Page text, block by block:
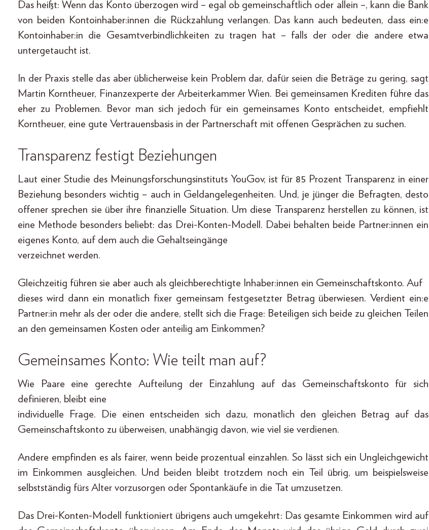
Das heißt: Wenn das Konto überzogen wird – egal ob gemeinschaftlich oder allein –, kann die Bank
von beiden Kontoinhaber:innen die Rückzahlung verlangen. Das kann auch bedeuten, dass ein:e
Kontoinhaber:in die Gesamtverbindlichkeiten zu tragen hat – falls der oder die andere etwa
untergetaucht ist.
In der Praxis stelle das aber üblicherweise kein Problem dar, dafür seien die Beträge zu gering, sagt
Martin Korntheuer, Finanzexperte der Arbeiterkammer Wien. Bei gemeinsamen Krediten führe das
eher zu Problemen. Bevor man sich jedoch für ein gemeinsames Konto entscheidet, empfiehlt
Korntheuer, eine gute Vertrauensbasis in der Partnerschaft mit offenen Gesprächen zu suchen.
Transparenz festigt Beziehungen
Laut einer Studie des Meinungsforschungsinstituts YouGov, ist für 85 Prozent Transparenz in einer
Beziehung besonders wichtig – auch in Geldangelegenheiten. Und, je jünger die Befragten, desto
offener sprechen sie über ihre finanzielle Situation. Um diese Transparenz herstellen zu können, ist
eine Methode besonders beliebt: das Drei-Konten-Modell. Dabei behalten beide Partner:innen ein
eigenes Konto, auf dem auch die Gehaltseingänge
verzeichnet werden.
Gleichzeitig führen sie aber auch als gleichberechtigte Inhaber:innen ein Gemeinschaftskonto. Auf
dieses wird dann ein monatlich fixer gemeinsam festgesetzter Betrag überwiesen. Verdient ein:e
Partner:in mehr als der oder die andere, stellt sich die Frage: Beteiligen sich beide zu gleichen Teilen
an den gemeinsamen Kosten oder anteilig am Einkommen?
Gemeinsames Konto: Wie teilt man auf?
Wie Paare eine gerechte Aufteilung der Einzahlung auf das Gemeinschaftskonto für sich
definieren, bleibt eine
individuelle Frage. Die einen entscheiden sich dazu, monatlich den gleichen Betrag auf das
Gemeinschaftskonto zu überweisen, unabhängig davon, wie viel sie verdienen.
Andere empfinden es als fairer, wenn beide prozentual einzahlen. So lässt sich ein Ungleichgewicht
im Einkommen ausgleichen. Und beiden bleibt trotzdem noch ein Teil übrig, um beispielsweise
selbstständig fürs Alter vorzusorgen oder Spontankäufe in die Tat umzusetzen.
Das Drei-Konten-Modell funktioniert übrigens auch umgekehrt: Das gesamte Einkommen wird auf